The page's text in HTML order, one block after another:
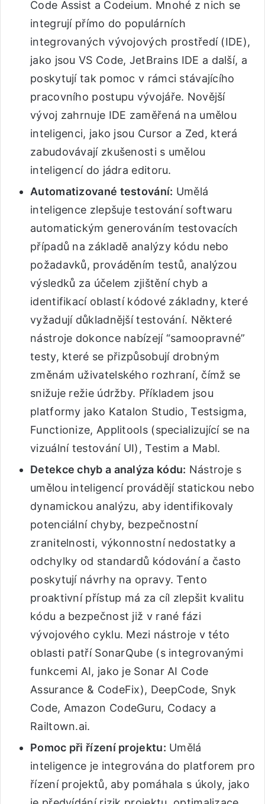
Code Assist a Codeium. Mnohé z nich se
integrují přímo do populárních
integrovaných vývojových prostředí (IDE),
jako jsou VS Code, JetBrains IDE a další, a
poskytují tak pomoc v rámci stávajícího
pracovního postupu vývojáře. Novější
vývoj zahrnuje IDE zaměřená na umělou
inteligenci, jako jsou Cursor a Zed, která
zabudovávají zkušenosti s umělou
inteligencí do jádra editoru.
Automatizované testování: Umělá
inteligence zlepšuje testování softwaru
automatickým generováním testovacích
případů na základě analýzy kódu nebo
požadavků, prováděním testů, analýzou
výsledků za účelem zjištění chyb a
identifikací oblastí kódové základny, které
vyžadují důkladnější testování. Některé
nástroje dokonce nabízejí “samoopravné”
testy, které se přizpůsobují drobným
změnám uživatelského rozhraní, čímž se
snižuje režie údržby. Příkladem jsou
platformy jako Katalon Studio, Testsigma,
Functionize, Applitools (specializující se na
vizuální testování UI), Testim a Mabl.
Detekce chyb a analýza kódu: Nástroje s
umělou inteligencí provádějí statickou nebo
dynamickou analýzu, aby identifikovaly
potenciální chyby, bezpečnostní
zranitelnosti, výkonnostní nedostatky a
odchylky od standardů kódování a často
poskytují návrhy na opravy. Tento
proaktivní přístup má za cíl zlepšit kvalitu
kódu a bezpečnost již v rané fázi
vývojového cyklu. Mezi nástroje v této
oblasti patří SonarQube (s integrovanými
funkcemi AI, jako je Sonar AI Code
Assurance & CodeFix), DeepCode, Snyk
Code, Amazon CodeGuru, Codacy a
Railtown.ai.
Pomoc při řízení projektu: Umělá
inteligence je integrována do platforem pro
řízení projektů, aby pomáhala s úkoly, jako